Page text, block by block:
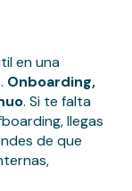
en una
Onboarding,
. Si te falta
llegas
de que